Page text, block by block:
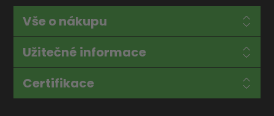
Vše o nákupu
Užitečné informace
Certifikace